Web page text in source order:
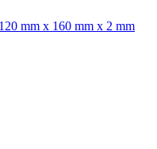
mm x 160 mm x 2 mm